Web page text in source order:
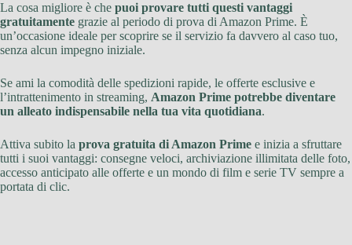
La cosa migliore è che puoi provare tutti questi vantaggi
gratuitamente grazie al periodo di prova di Amazon Prime. È
un’occasione ideale per scoprire se il servizio fa davvero al caso tuo,
senza alcun impegno iniziale.
Se ami la comodità delle spedizioni rapide, le offerte esclusive e
l’intrattenimento in streaming, Amazon Prime potrebbe diventare
un alleato indispensabile nella tua vita quotidiana.
Attiva subito la prova gratuita di Amazon Prime e inizia a sfruttare
tutti i suoi vantaggi: consegne veloci, archiviazione illimitata delle foto,
accesso anticipato alle offerte e un mondo di film e serie TV sempre a
portata di clic.